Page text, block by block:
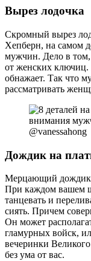
Вырез лодочка
Скромный вырез
Хепберн, на самом
мужчин. Дело в том,
от женских
обнажает. Так что
рассматривать
@vanessahong
Дождик на
Мерцающий дождик
При каждом вашем
танцевать и
сиять. Причем
Он может
гламурных войск,
вечеринки
без ума от вас.